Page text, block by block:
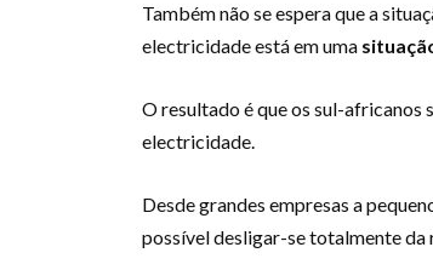
Também não se espera que a
electricidade está em uma
O resultado é que os sul-africanos
electricidade.
Desde grandes empresas a
possível desligar-se totalmente da